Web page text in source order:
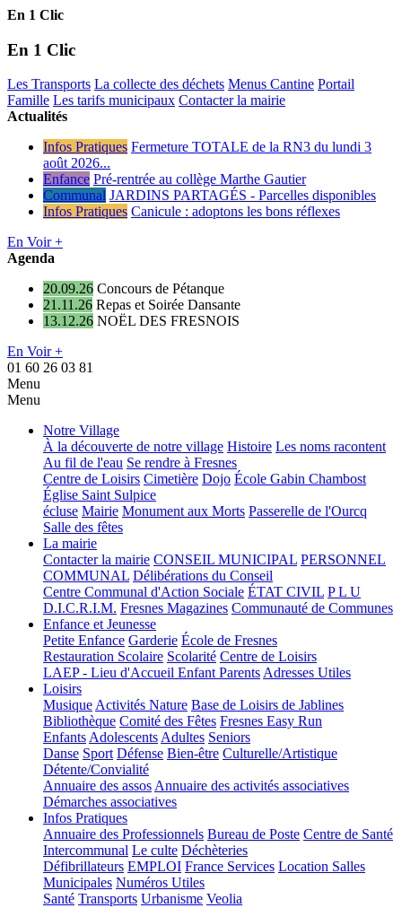
En 1 Clic
En 1 Clic
Les Transports La collecte des déchets Menus Cantine Portail
Famille Les tarifs municipaux Contacter la mairie
Actualités
Infos Pratiques Fermeture TOTALE de la RN3 du lundi 3
août 2026...
Enfance Pré-rentrée au collège Marthe Gautier
Communal JARDINS PARTAGÉS - Parcelles disponibles
Infos Pratiques Canicule : adoptons les bons réflexes
En Voir +
Agenda
20.09.26 Concours de Pétanque
21.11.26 Repas et Soirée Dansante
13.12.26 NOËL DES FRESNOIS
En Voir +
01 60 26 03 81
Menu
Menu
Notre Village
À la découverte de notre village Histoire Les noms racontent
Au fil de l'eau Se rendre à Fresnes
Centre de Loisirs Cimetière Dojo École Gabin Chambost
Église Saint Sulpice
écluse Mairie Monument aux Morts Passerelle de l'Ourcq
Salle des fêtes
La mairie
Contacter la mairie CONSEIL MUNICIPAL PERSONNEL
COMMUNAL Délibérations du Conseil
Centre Communal d'Action Sociale ÉTAT CIVIL P L U
D.I.C.R.I.M. Fresnes Magazines Communauté de Communes
Enfance et Jeunesse
Petite Enfance Garderie École de Fresnes
Restauration Scolaire Scolarité Centre de Loisirs
LAEP - Lieu d'Accueil Enfant ParentsAdresses Utiles
Loisirs
MusiqueActivités Nature Base de Loisirs de Jablines
Bibliothèque Comité des Fêtes Fresnes Easy Run
EnfantsAdolescentsAdultes Seniors
Danse Sport Défense Bien-être Culturelle/Artistique
Détente/Convialité
Annuaire des assosAnnuaire des activités associatives
Démarches associatives
Infos Pratiques
Annuaire des Professionnels Bureau de Poste Centre de Santé
Intercommunal Le culte Déchèteries
Défibrillateurs EMPLOI France Services Location Salles
Municipales Numéros Utiles
Santé Transports Urbanisme Veolia